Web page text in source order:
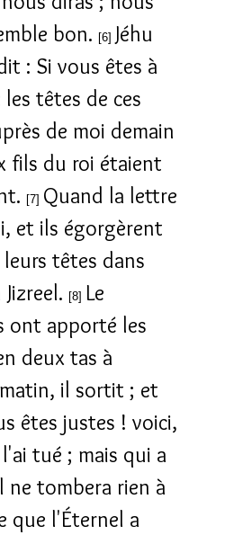
bon.
[6] Jéhu
: Si vous êtes à
têtes de ces
de moi demain
fils du roi étaient
[7] Quand la lettre
et ils égorgèrent
têtes dans
[8] Le
ont apporté les
deux tas à
il sortit ; et
êtes justes ! voici,
tué ; mais qui a
ne tombera rien à
que l'Éternel a